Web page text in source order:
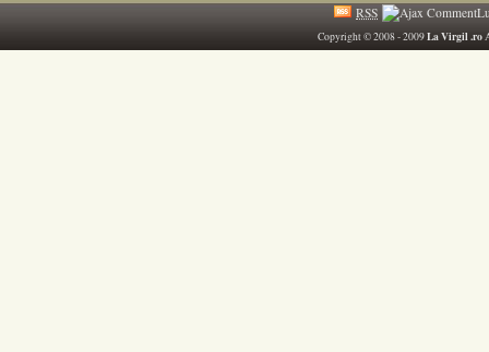
RSS
Copyright © 2008 - 2009La Virgil .ro